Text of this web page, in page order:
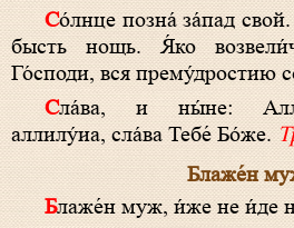
Со́лнце позна́ за́пад свой. Положи́л еси́ тму, и
бысть нощь. Я́ко
Го́споди, вся прему́дростию
Сла́ва, и ны́не: Аллилу́иа, аллилу́иа,
аллилу́иа, сла́ва Тебе́ Бо́же.
Блаже́н
Блаже́н муж, и́же не и́де